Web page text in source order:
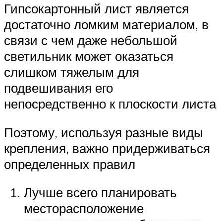
Гипсокартонный лист является
достаточно ломким материалом, в
связи с чем даже небольшой
светильник может оказаться
слишком тяжелым для
подвешивания его
непосредственно к плоскости листа
Поэтому, используя разные виды
крепления, важно придерживаться
определенных правил
Лучше всего планировать
месторасположение